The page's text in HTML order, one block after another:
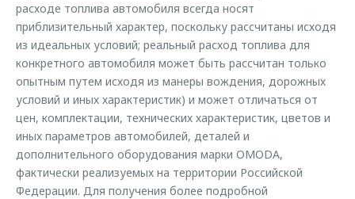
Кредитные программы
Страхование
Кредитный калькулятор
Аксессуары
Одежда и сувениры
Оригинальные аксессуары
Запчасти
Гарантия
Дополнительная техническая поддержка
Руководства по эксплуатации
Клиентская поддержка
O&J Автоклуб
Клуб владельцев OMODA
Приложение O&J
Правовая информация
Обратная связь
расходе топлива автомобиля всегда носят
приблизительный характер, поскольку рассчитаны исходя
из идеальных условий; реальный расход топлива для
конкретного автомобиля может быть рассчитан только
опытным путем исходя из манеры вождения, дорожных
условий и иных характеристик) и может отличаться от
цен, комплектации, технических характеристик, цветов и
иных параметров автомобилей, деталей и
дополнительного оборудования марки OMODA,
фактически реализуемых на территории Российской
Федерации. Для получения более подробной